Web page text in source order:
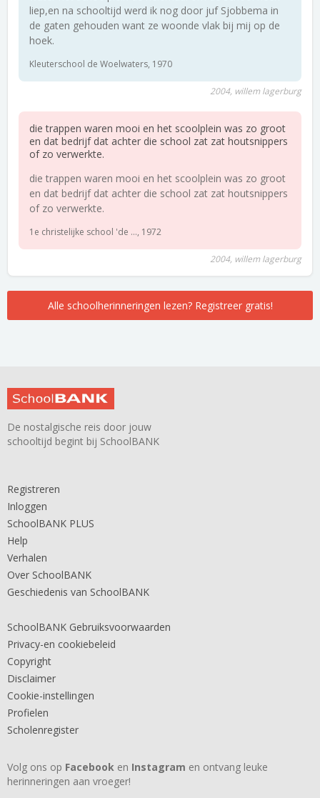
liep,en na schooltijd werd ik nog door juf Sjobbema in
de gaten gehouden want ze woonde vlak bij mij op de
hoek.
Kleuterschool de Woelwaters, 1970
2004, willem lagerburg
die trappen waren mooi en het scoolplein was zo groot
en dat bedrijf dat achter die school zat zat houtsnippers
of zo verwerkte.
die trappen waren mooi en het scoolplein was zo groot
en dat bedrijf dat achter die school zat zat houtsnippers
of zo verwerkte.
1e christelijke school 'de ..., 1972
2004, willem lagerburg
Alle schoolherinneringen lezen? Registreer gratis!
De nostalgische reis door jouw
schooltijd begint bij SchoolBANK
Registreren
Inloggen
SchoolBANK PLUS
Help
Verhalen
Over SchoolBANK
Geschiedenis van SchoolBANK
SchoolBANK Gebruiksvoorwaarden
Privacy-en cookiebeleid
Copyright
Disclaimer
Cookie-instellingen
Profielen
Scholenregister
Volg ons op Facebook en Instagram en ontvang leuke
herinneringen aan vroeger!